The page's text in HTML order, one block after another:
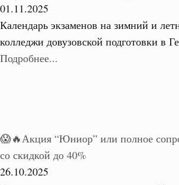
01.11.2025
Календарь экзаменов на зимний и
колледжи довузовской подготовки в
Подробнее...
😱🔥Акция “Юниор” или полное
со скидкой до 40%
26.10.2025